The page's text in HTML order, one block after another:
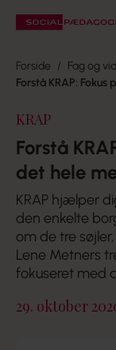
Forside
Fag og
Forstå KRAP:
KRAP
Forstå
det hele
KRAP hjælper
den enkelte
om de tre
Lene Metners
fokuseret med
29. oktober